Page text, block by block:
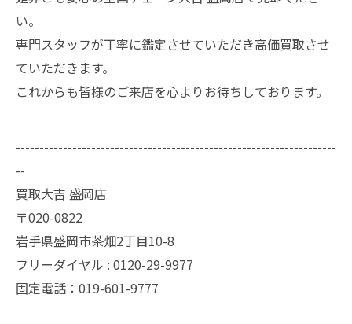
い。
専門スタッフが丁寧に鑑定させていただき高価買取させ
ていただきます。
これからも皆様のご来店を心よりお待ちしております。
--------------------------------------------------------------------
--
買取大吉 盛岡店
〒020-0822
岩手県盛岡市茶畑2丁目10-8
フリーダイヤル : 0120-29-9977
固定電話：019-601-9777